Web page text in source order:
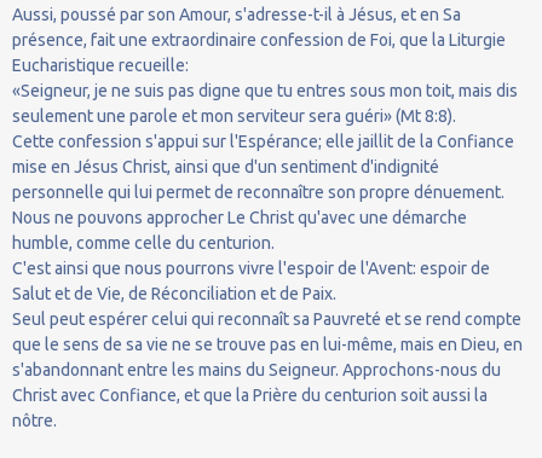
Aussi, poussé par son Amour, s'adresse-t-il à Jésus, et en Sa
présence, fait une extraordinaire confession de Foi, que la Liturgie
Eucharistique recueille:
«Seigneur, je ne suis pas digne que tu entres sous mon toit, mais dis
seulement une parole et mon serviteur sera guéri» (Mt 8:8).
Cette confession s'appui sur l'Espérance; elle jaillit de la Confiance
mise en Jésus Christ, ainsi que d'un sentiment d'indignité
personnelle qui lui permet de reconnaître son propre dénuement.
Nous ne pouvons approcher Le Christ qu'avec une démarche
humble, comme celle du centurion.
C'est ainsi que nous pourrons vivre l'espoir de l'Avent: espoir de
Salut et de Vie, de Réconciliation et de Paix.
Seul peut espérer celui qui reconnaît sa Pauvreté et se rend compte
que le sens de sa vie ne se trouve pas en lui-même, mais en Dieu, en
s'abandonnant entre les mains du Seigneur. Approchons-nous du
Christ avec Confiance, et que la Prière du centurion soit aussi la
nôtre.